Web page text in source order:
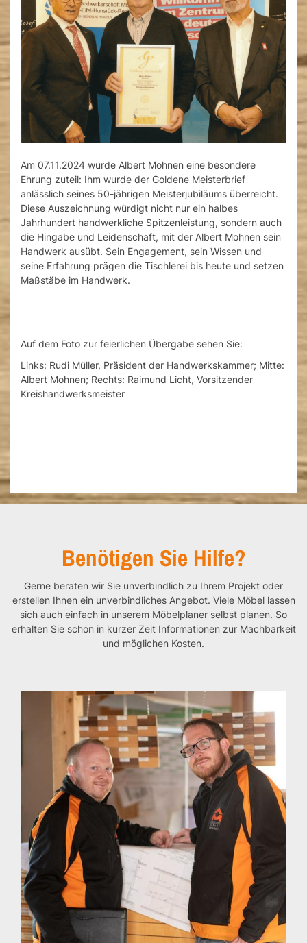
Am 07.11.2024 wurde Albert Mohnen eine besondere
Ehrung zuteil: Ihm wurde der Goldene Meisterbrief
anlässlich seines 50-jährigen Meisterjubiläums überreicht.
Diese Auszeichnung würdigt nicht nur ein halbes
Jahrhundert handwerkliche Spitzenleistung, sondern auch
die Hingabe und Leidenschaft, mit der Albert Mohnen sein
Handwerk ausübt. Sein Engagement, sein Wissen und
seine Erfahrung prägen die Tischlerei bis heute und setzen
Maßstäbe im Handwerk.
Auf dem Foto zur feierlichen Übergabe sehen Sie:
Links: Rudi Müller, Präsident der Handwerkskammer; Mitte:
Albert Mohnen; Rechts: Raimund Licht, Vorsitzender
Kreishandwerksmeister
Benötigen Sie Hilfe?
Gerne beraten wir Sie unverbindlich zu Ihrem Projekt oder
erstellen Ihnen ein unverbindliches Angebot. Viele Möbel lassen
sich auch einfach in unserem Möbelplaner selbst planen. So
erhalten Sie schon in kurzer Zeit Informationen zur Machbarkeit
und möglichen Kosten.